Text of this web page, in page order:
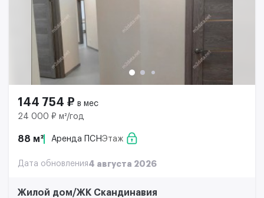
144 754 ₽ в мес
24 000 ₽ м²/год
88 м² Аренда ПСНЭтаж
Дата обновления4 августа 2026
Жилой дом/ЖК Скандинавия